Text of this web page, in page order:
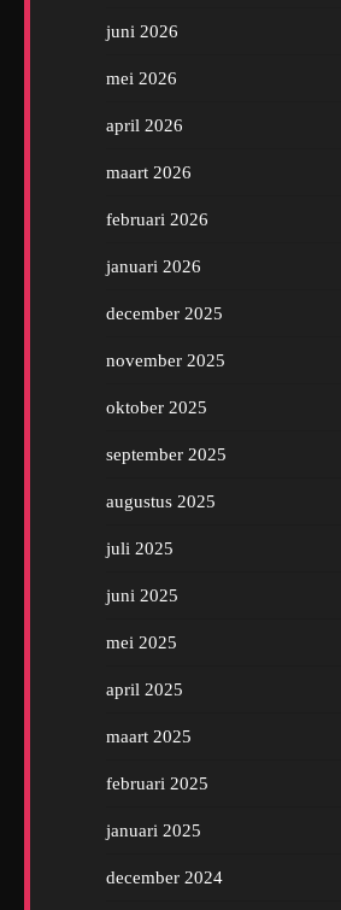
juni 2026
mei 2026
april 2026
maart 2026
februari 2026
januari 2026
december 2025
november 2025
oktober 2025
september 2025
augustus 2025
juli 2025
juni 2025
mei 2025
april 2025
maart 2025
februari 2025
januari 2025
december 2024